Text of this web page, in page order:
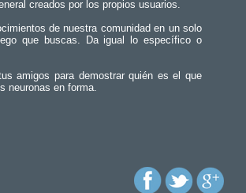
creados por los propios usuarios.
de nuestra comunidad en un solo
que buscas. Da igual lo específico o
amigos para demostrar quién es el que
neuronas en forma.